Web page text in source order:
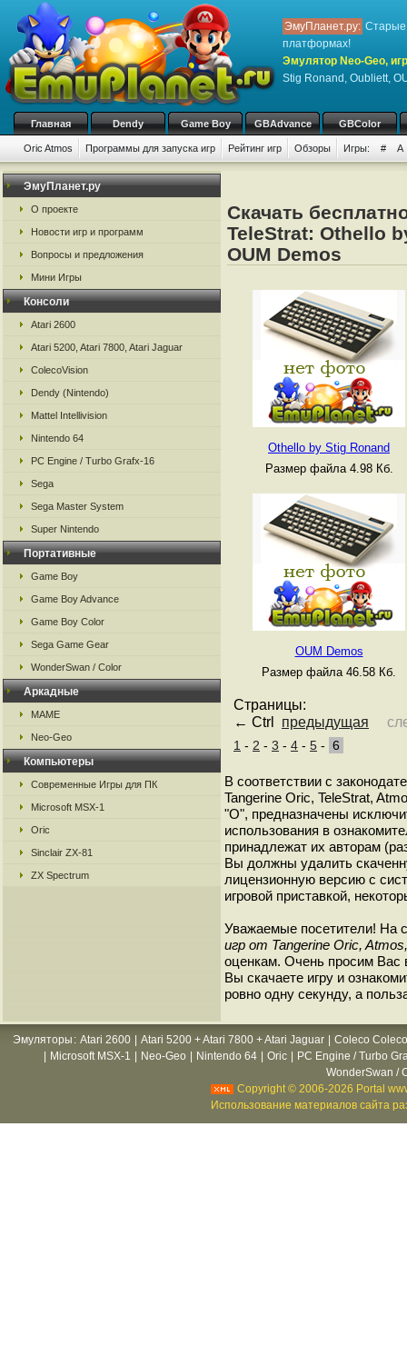
ЭмуПланет.ру: Старые
платформах!
Эмулятор Neo-Geo,
Stig Ronand, Oubliett,
Главная Dendy Game Boy GBAdvance GBColor
Oric Atmos Программы для запуска игр Рейтинг игр Обзоры Игры: # A
ЭмуПланет.ру
О проекте
Новости игр и программ
Вопросы и предложения
Мини Игры
Консоли
Atari 2600
Atari 5200, Atari 7800, Atari Jaguar
ColecoVision
Dendy (Nintendo)
Mattel Intellivision
Nintendo 64
PC Engine / Turbo Grafx-16
Sega
Sega Master System
Super Nintendo
Портативные
Game Boy
Game Boy Advance
Game Boy Color
Sega Game Gear
WonderSwan / Color
Аркадные
MAME
Neo-Geo
Компьютеры
Современные Игры для ПК
Microsoft MSX-1
Oric
Sinclair ZX-81
ZX Spectrum
Скачать
TeleStrat: Othello
OUM Demos
Othello by Stig Ronand
Размер файла 4.98 Кб.
OUM Demos
Размер файла 46.58 Кб.
Страницы:
← Ctrl предыдущая
1 - 2 - 3 - 4 - 5 - 6
В соответствии с
Tangerine Oric, TeleStrat,
"O", предназначены
использования в
принадлежат их авторам
Вы должны удалить
лицензионную версию с
игровой приставкой,
Уважаемые посетители! На
игр от Tangerine Oric,
оценкам. Очень просим Вас
Вы скачаете игру и
ровно одну секунду, а
Эмуляторы : Atari 2600 Atari 5200 + Atari 7800 + Atari Jaguar
Coleco
Microsoft MSX-1 Neo-Geo Nintendo 64 Oric
PC Engine / Turbo
WonderSwan /
Copyright © 2006-2026 Portal
Использование материалов сайта